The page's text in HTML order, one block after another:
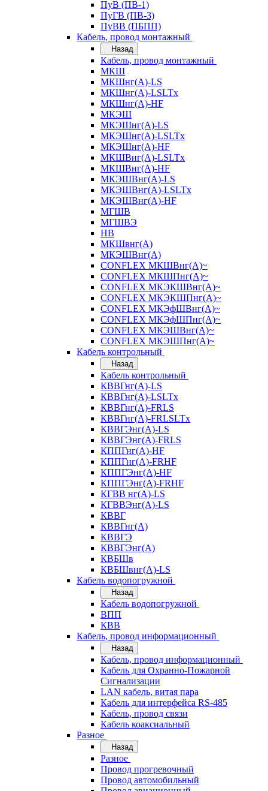
ПуВ (ПВ-1)
ПуГВ (ПВ-3)
ПуВВ (ПБПП)
Кабель, провод монтажный
Назад
Кабель, провод монтажный
МКШ
МКШнг(А)-LS
МКШнг(А)-LSLTx
МКШнг(А)-HF
МКЭШ
МКЭШнг(А)-LS
МКЭШнг(А)-LSLTx
МКЭШнг(А)-HF
МКШВнг(A)-LSLTx
МКШВнг(А)-HF
МКЭШВнг(А)-LS
МКЭШВнг(A)-LSLTx
МКЭШВнг(А)-HF
МГШВ
МГШВЭ
НВ
МКШвнг(А)
МКЭШВнг(А)
CONFLEX МКШВнг(А)~
CONFLEX МКШПнг(А)~
CONFLEX МКЭКШВнг(А)~
CONFLEX МКЭКШПнг(А)~
CONFLEX МКЭфШВнг(А)~
CONFLEX МКЭфШПнг(А)~
CONFLEX МКЭШВнг(А)~
CONFLEX МКЭШПнг(А)~
Кабель контрольный
Назад
Кабель контрольный
КВВГнг(А)-LS
КВВГнг(А)-LSLTx
КВВГнг(А)-FRLS
КВВГнг(А)-FRLSLTx
КВВГЭнг(А)-LS
КВВГЭнг(А)-FRLS
КППГнг(А)-HF
КППГнг(А)-FRHF
КППГЭнг(А)-HF
КППГЭнг(А)-FRHF
КГВВ нг(А)-LS
КГВВЭнг(А)-LS
КВВГ
КВВГнг(А)
КВВГЭ
КВВГЭнг(А)
КВБШв
КВБШвнг(А)-LS
Кабель водопогружной
Назад
Кабель водопогружной
ВПП
КВВ
Кабель, провод информационный
Назад
Кабель, провод информационный
Кабель для Охранно-Пожарной
Сигнализации
LAN кабель, витая пара
Кабель для интерфейса RS-485
Кабель, провод связи
Кабель коаксиальный
Разное
Назад
Разное
Провод прогревочный
Провод автомобильный